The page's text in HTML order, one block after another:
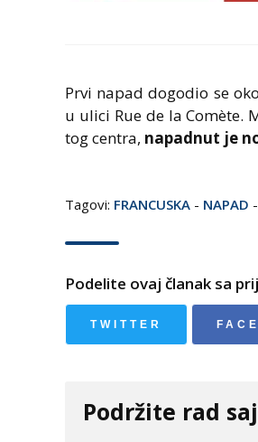
Prvi napad dogodio se
u ulici Rue de la Comète.
tog centra, napadnut je
Tagovi: FRANCUSKA - NAPAD -
Podelite ovaj članak sa
TWITTER
Podržite rad